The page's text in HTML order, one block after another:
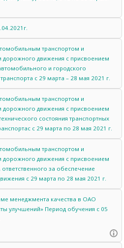
транспортом и
дорожного движения с присвоением
и городского
с 29 марта – 28 мая 2021 г.
транспортом и
дорожного движения с присвоением
состояния транспортных
с 29 марта по 28 мая 2021 г.
транспортом и
дорожного движения с присвоением
за обеспечение
c 29 марта по 28 мая 2021 г.
менеджмента качества в ОАО
улучшений» Период обучения с 05